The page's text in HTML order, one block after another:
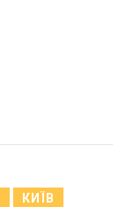
КИЇВ